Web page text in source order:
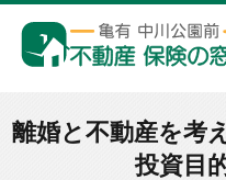
離婚と不動産を考
投資目